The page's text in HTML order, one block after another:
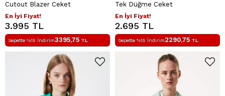
Cutout Blazer Ceket
En İyi Fiyat!
3.995 TL
Sepette %15 İndirim3395,75 TL
Tek Düğme Ceket
En İyi Fiyat!
2.695 TL
Sepette %15 İndirim2290,75 TL